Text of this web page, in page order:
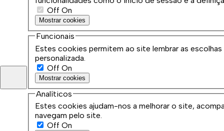
Off On
Mostrar cookies
Funcionais
Estes cookies permitem ao site lembrar as
personalizada.
Off On
Mostrar cookies
Analíticos
Estes cookies ajudam-nos a melhorar o site,
navegam pelo site.
Off On